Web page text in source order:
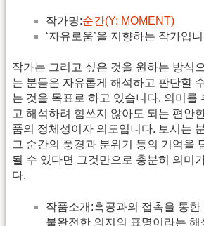
작가명:순간(Y: MOMENT)
‘자유로움’을 지향하는 작가입
작가는 그리고 싶은 것을 원하는 방식
는 분들은 자유롭게 해석하고 판단할
는 것을 목표로 하고 있습니다. 의미를
고 해석하려 힘쓰지 않아도 되는 편안
품의 정체성이자 의도입니다. 보시는
그 순간의 풍경과 분위기 등의 기억을
될 수 있다면 그것만으로 충분히 의미
다.
작품소개:흑공과의 접촉을 통한
불완전한 의지의 표명이라는